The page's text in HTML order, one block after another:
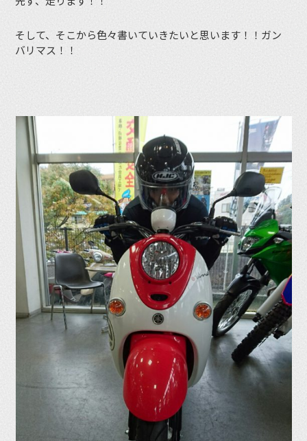
そして、そこから色々書いていきたいと思います！！ガン
バリマス！！